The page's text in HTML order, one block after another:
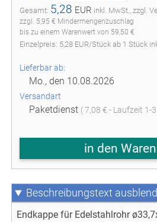
Gesamt: 5,28 EUR inkl. MwSt., zzgl.
zzgl. 5,95 € Mindermengenzuschlag
bis zu einem Warenwert von 59,50 €
Einzelpreis: 5,28EUR/Stückab 1 Stück
Lieferbar ab:
Mo., den 10.08.2026
Versandart
Paketdienst ( 7,08 € - Laufzeit 1-
in den
Beschreibungstext
Endkappe für Edelstahlrohr